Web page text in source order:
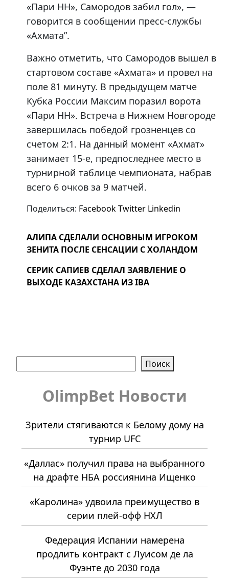
«Пари НН», Самородов забил гол», —
говорится в сообщении пресс-службы
«Ахмата”.
Важно отметить, что Самородов вышел в
стартовом составе «Ахмата» и провел на
поле 81 минуту. В предыдущем матче
Кубка России Максим поразил ворота
«Пари НН». Встреча в Нижнем Новгороде
завершилась победой грозненцев со
счетом 2:1. На данный момент «Ахмат»
занимает 15-е, предпоследнее место в
турнирной таблице чемпионата, набрав
всего 6 очков за 9 матчей.
Поделиться: FacebookTwitter Linkedin
АЛИПА СДЕЛАЛИ ОСНОВНЫМ ИГРОКОМ
ЗЕНИТА ПОСЛЕ СЕНСАЦИИ С ХОЛАНДОМ
СЕРИК САПИЕВ СДЕЛАЛ ЗАЯВЛЕНИЕ О
ВЫХОДЕ КАЗАХСТАНА ИЗ IBA
Поиск
OlimpBet Новости
Зрители стягиваются к Белому дому на
турнир UFC
«Даллас» получил права на выбранного
на драфте НБА россиянина Ищенко
«Каролина» удвоила преимущество в
серии плей-офф НХЛ
Федерация Испании намерена
продлить контракт с Луисом де ла
Фуэнте до 2030 года